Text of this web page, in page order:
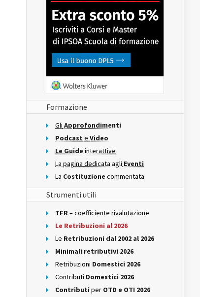
Formazione
Gli Approfondimenti
Podcast e Video
Le Guide interattive
La pagina dedicata agli Eventi
La Costituzione commentata
Strumenti utili
TFR– coefficiente rivalutazione
Le Retribuzioni al 2026
Le Retribuzioni dal 2002 al 2026
Minimali retributivi 2026
Retribuzioni Domestici 2026
Contributi Domestici 2026
Contributi per OTD e OTI 2026